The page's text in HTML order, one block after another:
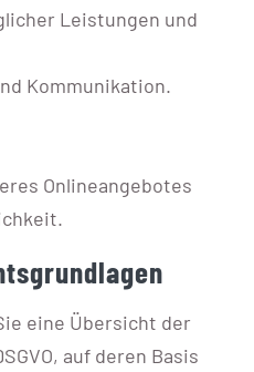
Leistungen und
Kommunikation.
Onlineangebotes
eine Übersicht der
auf deren Basis